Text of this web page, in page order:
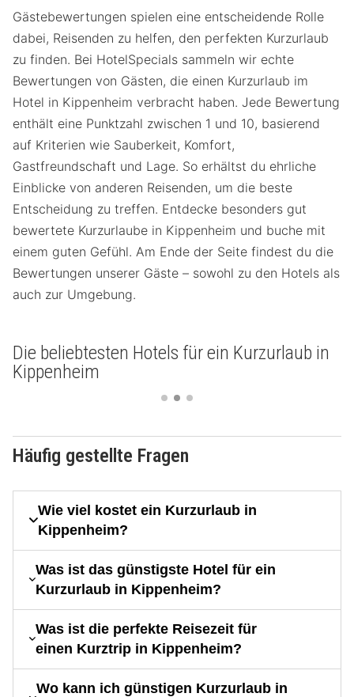
Gästebewertungen spielen eine entscheidende Rolle
dabei, Reisenden zu helfen, den perfekten Kurzurlaub
zu finden. Bei HotelSpecials sammeln wir echte
Bewertungen von Gästen, die einen Kurzurlaub im
Hotel in Kippenheim verbracht haben. Jede Bewertung
enthält eine Punktzahl zwischen 1 und 10, basierend
auf Kriterien wie Sauberkeit, Komfort,
Gastfreundschaft und Lage. So erhältst du ehrliche
Einblicke von anderen Reisenden, um die beste
Entscheidung zu treffen. Entdecke besonders gut
bewertete Kurzurlaube in Kippenheim und buche mit
einem guten Gefühl. Am Ende der Seite findest du die
Bewertungen unserer Gäste – sowohl zu den Hotels als
auch zur Umgebung.
Die beliebtesten Hotels für ein Kurzurlaub in
Kippenheim
Häufig gestellte Fragen
Wie viel kostet ein Kurzurlaub in
Kippenheim?
Was ist das günstigste Hotel für ein
Kurzurlaub in Kippenheim?
Was ist die perfekte Reisezeit für
einen Kurztrip in Kippenheim?
Wo kann ich günstigen Kurzurlaub in